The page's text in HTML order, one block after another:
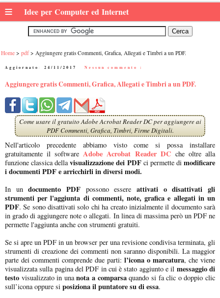
≡ Idee per Computer ed Internet
Home pdf Aggiungere gratis Commenti, Grafica, Allegati e Timbri a un PDF.
Aggiornato: 24/11/2017 Nessun commento :
Aggiungere gratis Commenti, Grafica, Allegati e Timbri a un PDF.
Come usare il gratuito Adobe Acrobat Reader DC per aggiungere ai
PDF Commenti, Grafica, Timbri, Firme Digitali.
Nell'articolo precedente abbiamo visto come si possa installare
gratuitamente il softwareAdobe Acrobat Reader DC che oltre alla
funzione classica dellavisualizzazione dei PDFci permette dimodificare
i documenti PDF e arricchirli in diversi modi.
In undocumento PDF possono essereattivati o disattivati gli
strumenti per l'aggiunta di commenti, note, grafica e allegati in un
PDF. Se sono disattivati solo chi ha creato inizialmente il documento sarà
in grado di aggiungere note o allegati. In linea di massima però un PDF ne
permette l'aggiunta anche con strumenti gratuiti.
Se si apre un PDF in un browser per una revisione condivisa terminata, gli
strumenti di creazione dei commenti non saranno disponibili. La maggior
parte dei commenti comprende due parti: l’icona o marcatura, che viene
visualizzata sulla pagina del PDF in cui è stato aggiunto e il messaggio di
testo visualizzato in unanota a comparsaquando si fa clic o doppio clic
sull’icona oppure si posiziona il puntatore su di essa.